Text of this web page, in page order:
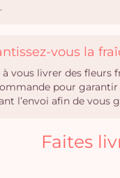
vous la
à vous livrer des
pour garantir
l’envoi afin de
Faites